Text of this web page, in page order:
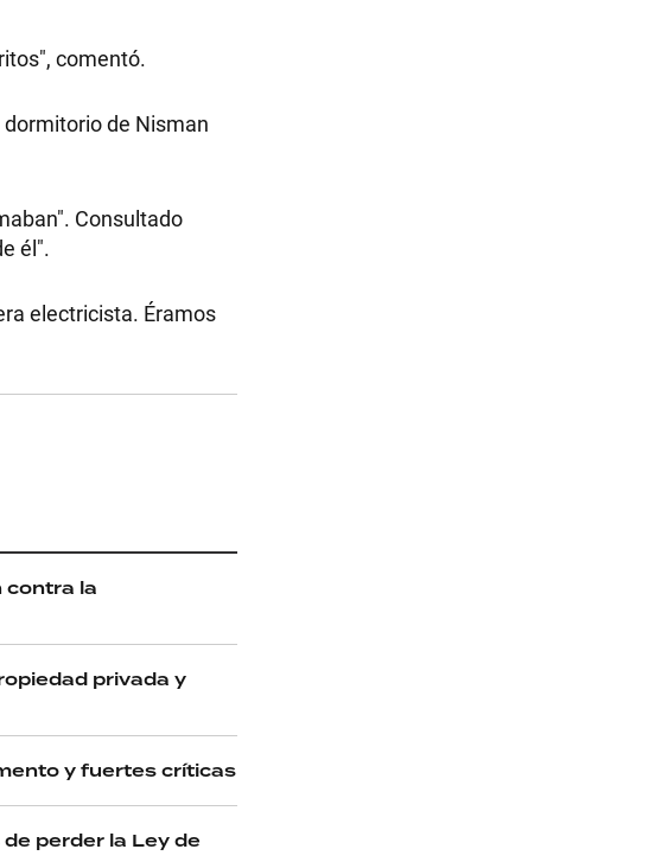
comentó.
de Nisman
Consultado
él".
electricista. Éramos
contra la
privada y
y fuertes críticas
perder la Ley de